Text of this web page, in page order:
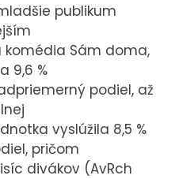
publikum
Sám doma,
9,6 %
podiel, až
vyslúžila 8,5 %
pričom
divákov (AvRch